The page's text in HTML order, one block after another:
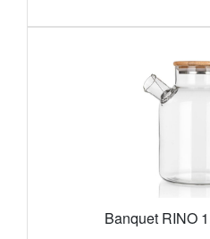
Banquet RINO